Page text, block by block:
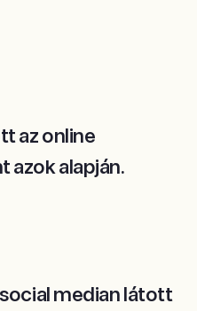
az online
azok alapján.
median látott